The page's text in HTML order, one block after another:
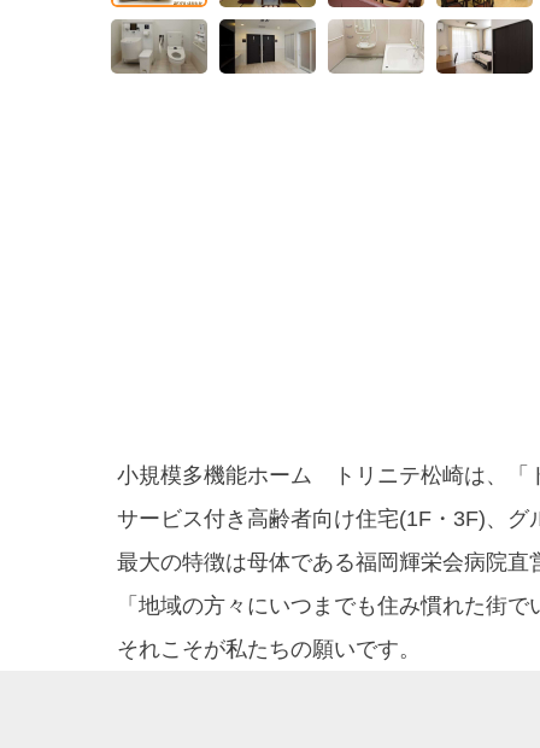
小規模多機能ホーム トリニテ松崎は、「
サービス付き高齢者向け住宅(1F・3F)、
最大の特徴は母体である福岡輝栄会病院
「地域の方々にいつまでも住み慣れた街
それこそが私たちの願いです。